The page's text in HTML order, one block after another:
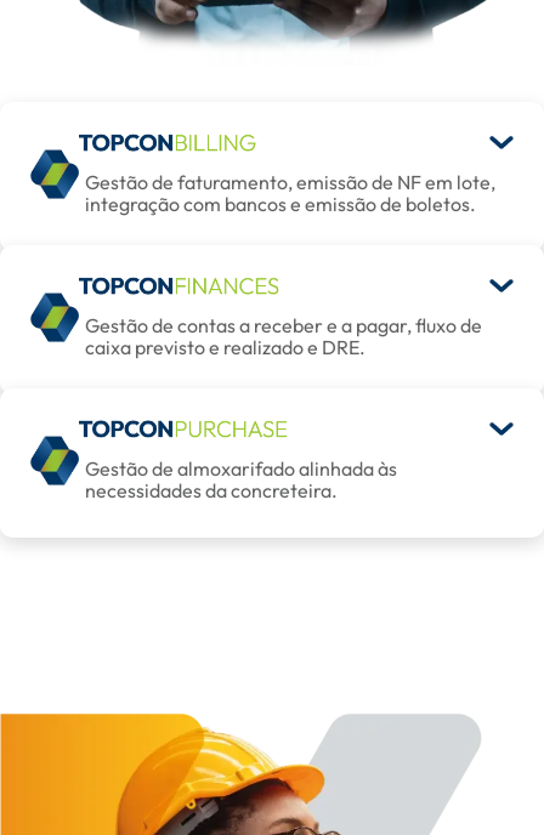
Gestão de faturamento, emissão de NF em lote,
integração com bancos e emissão de boletos.
Gestão de contas a receber e a pagar, fluxo de
caixa previsto e realizado e DRE.
Gestão de almoxarifado alinhada às
necessidades da concreteira.